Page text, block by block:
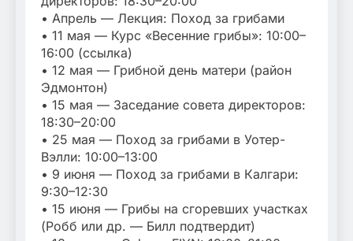
• Апрель — Лекция: Поход за грибами
• 11 мая — Курс «Весенние грибы»: 10:00–
16:00 (ссылка)
• 12 мая — Грибной день матери (район
Эдмонтон)
• 15 мая — Заседание совета директоров:
18:30–20:00
• 25 мая — Поход за грибами в Уотер-
Вэлли: 10:00–13:00
• 9 июня — Поход за грибами в Калгари:
9:30–12:30
• 15 июня — Грибы на сгоревших участках
(Робб или др. — Билл подтвердит)